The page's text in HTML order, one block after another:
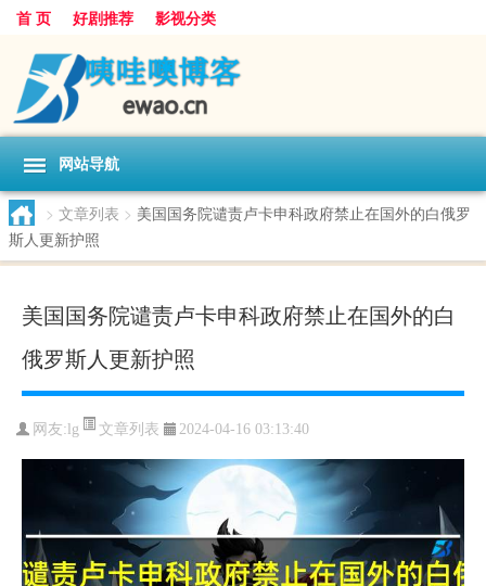
首 页 好剧推荐 影视分类
网站导航
> 文章列表 > 美国国务院谴责卢卡申科政府禁止在国外的白俄罗
斯人更新护照
美国国务院谴责卢卡申科政府禁止在国外的白
俄罗斯人更新护照
网友: lg 文章列表 2024-04-16 03:13:40